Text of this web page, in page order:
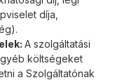
díja,
A szolgáltatási
költségeket
a Szolgáltatónak